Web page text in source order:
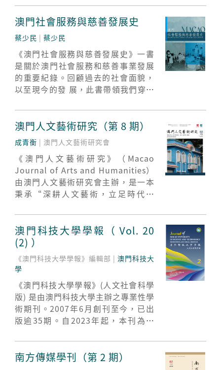
動澳門地區的法學理論發展，不斷推
動海峽兩岸暨港澳地區的區際法律比
較研究為辦刊宗旨。
澳門社會服務與慈善發展史
蔡少民 | 蔡少民
《澳門社會服務與慈善發展史》一書
是關於澳門社會服務和慈善事業發展
的重要紀錄。回顧過去的社會面貌，
以至現今的發 展，此書帶領我們穿越
發展的軌跡。
澳門人文藝術研究（第 8 期）
成青衡 | 澳門人文藝術研究會
《澳門人文藝術研究》（Macao
Journal of Arts and Humanities）
由澳門人文藝術研究會主辦，是一本
秉承“深耕人文藝術，立足時代情
類的綜合性人文類學術期刊。
澳門科技大學學報（ Vol. 20
(2) ）
《澳門科技大學學報》編輯部 | 澳門科技大
學
《澳門科技大學學報》(人文社會科學
版) 是由澳門科技大學主辦之專業性學
術期刊。2007年6月創刊至今，已出
版逾35期。自2023年起，本刊為季
月出版；自2025年起，本刊下設「人
文社會科學版」，主要刊登包括人文
南方傳媒學刊（第 2 期）